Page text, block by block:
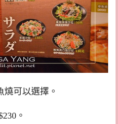
可以選擇。
。